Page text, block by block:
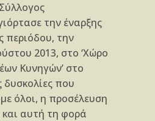
την έναρξης
περιόδου, την
2013, στο ‘Χώρο
Κυνηγών’ στο
δυσκολίες που
όλοι, η προσέλευση
αυτή τη φορά